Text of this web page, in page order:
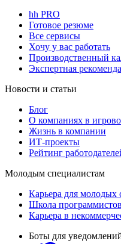
hh PRO
Готовое резюме
Все сервисы
Хочу у вас работать
Производственный
Экспертная
Новости и статьи
Блог
О компаниях в
Жизнь в компании
ИТ-проекты
Рейтинг
Молодым специалистам
Карьера для молодых
Школа программистов
Карьера в
Боты для